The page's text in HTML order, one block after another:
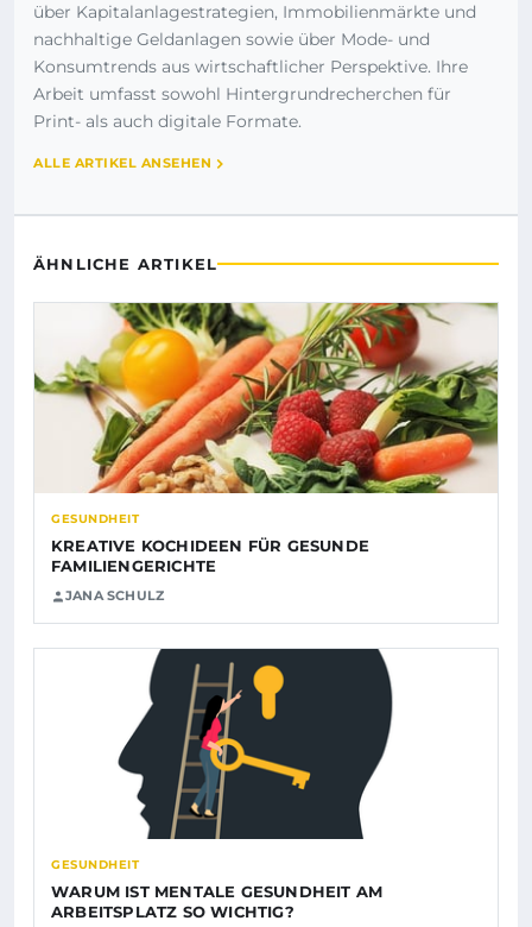
über Kapitalanlagestrategien, Immobilienmärkte und
nachhaltige Geldanlagen sowie über Mode- und
Konsumtrends aus wirtschaftlicher Perspektive. Ihre
Arbeit umfasst sowohl Hintergrundrecherchen für
Print- als auch digitale Formate.
ALLE ARTIKEL ANSEHEN
ÄHNLICHE ARTIKEL
GESUNDHEIT
KREATIVE KOCHIDEEN FÜR GESUNDE
FAMILIENGERICHTE
JANA SCHULZ
GESUNDHEIT
WARUM IST MENTALE GESUNDHEIT AM
ARBEITSPLATZ SO WICHTIG?